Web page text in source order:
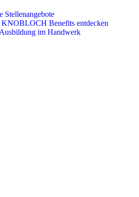
Stellenangebote
KNOBLOCH Benefits entdecken
Ausbildung im Handwerk